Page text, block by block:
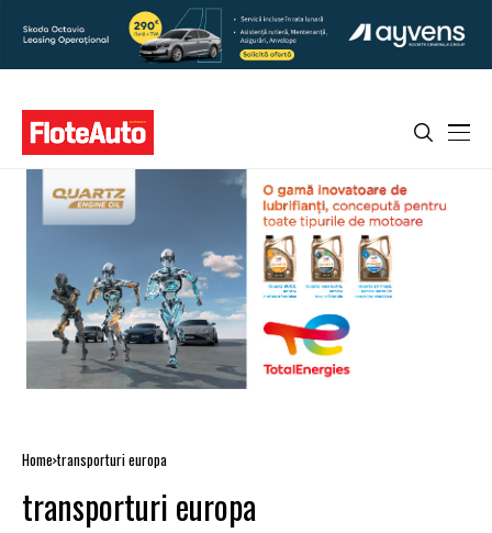
Home transporturi europa
transporturi europa